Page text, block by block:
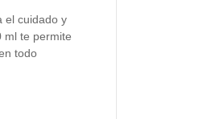
el cuidado y
ml te permite
todo